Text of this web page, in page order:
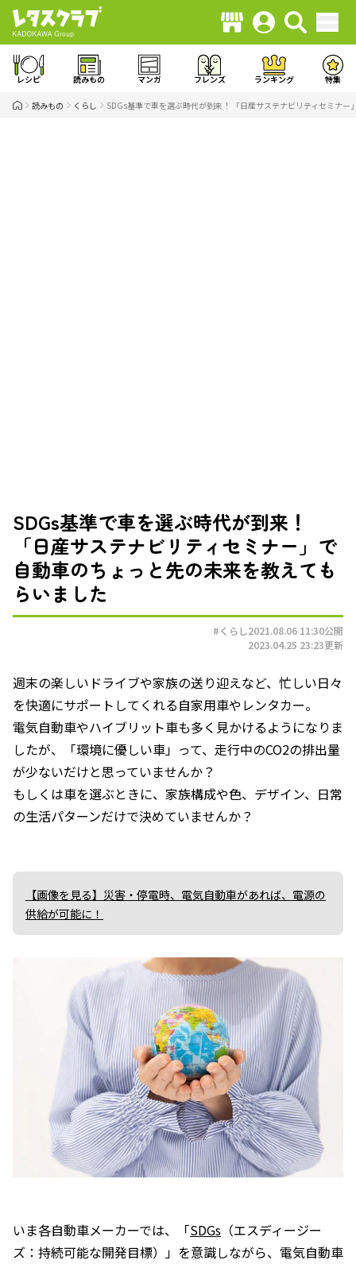
レシピ 読みもの マンガ フレンズ ランキング 特集
読みもの くらし SDGs基準で車を選ぶ時代が到来！ 「日産サステナビリティセミナ
SDGs基準で車を選ぶ時代が到来！
「日産サステナビリティセミナー」で
自動車のちょっと先の未来を教えても
らいました
#くらし2021.08.06 11:30公開
2023.04.25 23:23更新
週末の楽しいドライブや家族の送り迎えなど、忙しい日々
を快適にサポートしてくれる自家用車やレンタカー。
電気自動車やハイブリット車も多く見かけるようになりま
したが、「環境に優しい車」って、走行中のCO2の排出量
が少ないだけと思っていませんか？
もしくは車を選ぶときに、家族構成や色、デザイン、日常
の生活パターンだけで決めていませんか？
【画像を見る】災害・停電時、電気自動車があれば、電源の
供給が可能に！
いま各自動車メーカーでは、「SDGs （エスディージー
ズ：持続可能な開発目標）」を意識しながら、電気自動車